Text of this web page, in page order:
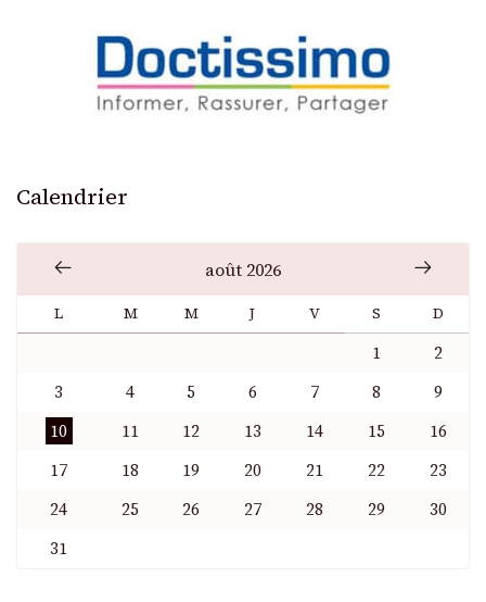
Calendrier
août 2026
L M M J V S D
1
2
3
4 5 6 7 8
9
10
11 12 13 14 15
16
17
18 19 20 21 22
23
24
25 26 27 28 29
30
31